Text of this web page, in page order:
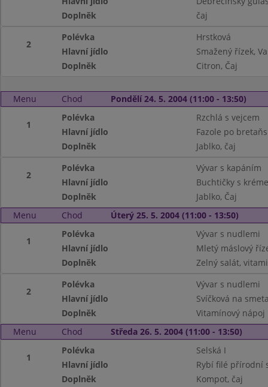
Doplněk
čaj
2
Polévka
Hrstková
Hlavní jídlo
Smažený řízek,
Doplněk
Citron, Čaj
Menu Chod Pondělí 24. 5. 2004 (11:00 - 13:50)
1
Polévka
Rzchlá s vejcem
Hlavní jídlo
Fazole po
Doplněk
Jablko, čaj
2
Polévka
Vývar s kapáním
Hlavní jídlo
Buchtičky s
Doplněk
Jablko, Čaj
Menu
Chod Úterý 25. 5. 2004 (11:00 - 13:50)
1
Polévka
Vývar s nudlemi
Hlavní jídlo
Mletý máslový
Doplněk
Zelný salát,
2
Polévka
Vývar s nudlemi
Hlavní jídlo
Svíčková na
Doplněk
Vitamínový nápoj
Menu
Chod Středa 26. 5. 2004 (11:00 - 13:50)
1
Polévka
Selská I
Hlavní jídlo
Rybí filé přírodní
Doplněk
Kompot, čaj